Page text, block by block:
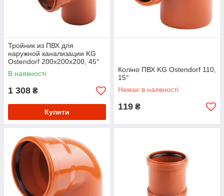
Тройник из ПВХ для
наружной канализации KG
Ostendorf 200х200х200, 45°
В наявності
1 308 ₴
Купити
Коліно ПВХ KG Ostendorf 110,
15°
Немає в наявності
119 ₴